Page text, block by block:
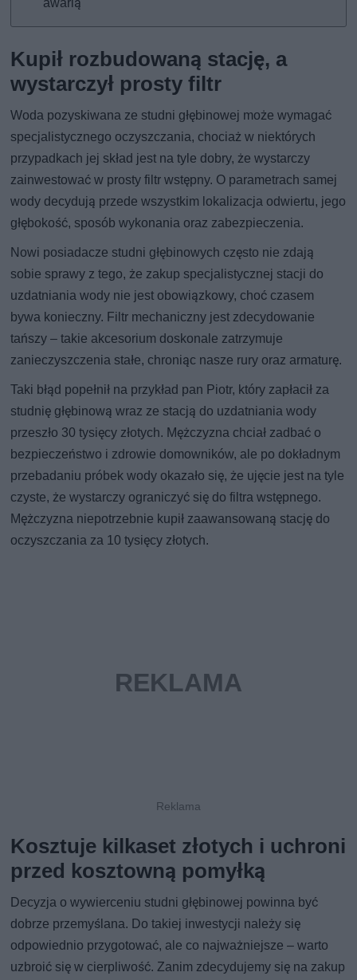
Kupił rozbudowaną stację, a
wystarczył prosty filtr
Woda pozyskiwana ze studni głębinowej może wymagać
specjalistycznego oczyszczania, chociaż w niektórych
przypadkach jej skład jest na tyle dobry, że wystarczy
zainwestować w prosty filtr wstępny. O parametrach samej
wody decydują przede wszystkim lokalizacja odwiertu, jego
głębokość, sposób wykonania oraz zabezpieczenia.
Nowi posiadacze studni głębinowych często nie zdają
sobie sprawy z tego, że zakup specjalistycznej stacji do
uzdatniania wody nie jest obowiązkowy, choć czasem
bywa konieczny. Filtr mechaniczny jest zdecydowanie
tańszy – takie akcesorium doskonale zatrzymuje
zanieczyszczenia stałe, chroniąc nasze rury oraz armaturę.
Taki błąd popełnił na przykład pan Piotr, który zapłacił za
studnię głębinową wraz ze stacją do uzdatniania wody
przeszło 30 tysięcy złotych. Mężczyzna chciał zadbać o
bezpieczeństwo i zdrowie domowników, ale po dokładnym
przebadaniu próbek wody okazało się, że ujęcie jest na tyle
czyste, że wystarczy ograniczyć się do filtra wstępnego.
Mężczyzna niepotrzebnie kupił zaawansowaną stację do
oczyszczania za 10 tysięcy złotych.
Kosztuje kilkaset złotych i uchroni
przed kosztowną pomyłką
Decyzja o wywierceniu studni głębinowej powinna być
dobrze przemyślana. Do takiej inwestycji należy się
odpowiednio przygotować, ale co najważniejsze – warto
uzbroić się w cierpliwość. Zanim zdecydujemy się na zakup